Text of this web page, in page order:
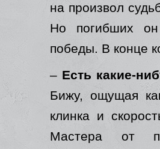
на произвол
Но погибших
победы. В конце
– Есть какие-
Бижу, ощущая
клинка и
Мастера от